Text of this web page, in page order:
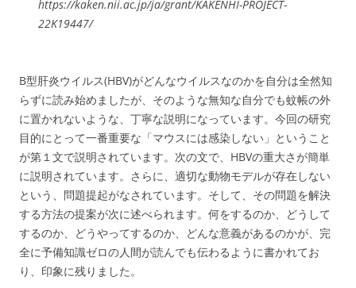
https://kaken.nii.ac.jp/ja/grant/KAKENHI-PROJECT-
22K19447/
B型肝炎ウイルス(HBV)がどんなウイルスなのかを自分は全然知
らずに読み始めましたが、そのような無知な自分でも蚊帳の外
に置かれないような、丁寧な説明になっています。今回の研究
目的にとって一番重要な「マウスには感染しない」ということ
が第１文で説明されています。次の文で、HBVの重大さが簡単
に説明されています。さらに、適切な動物モデルが存在しない
という、問題提起がなされています。そして、その問題を解決
する方法の提案が次に述べられます。何をするのか、どうして
するのか、どうやってするのか、どんな意義があるのかが、完
全に予備知識ゼロの人間が読んでも伝わるように書かれてお
り、印象に残りました。